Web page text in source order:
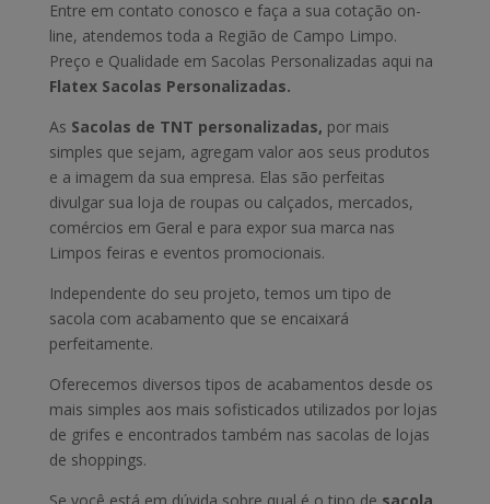
Entre em contato conosco e faça a sua cotação on-
line, atendemos toda a Região de Campo Limpo.
Preço e Qualidade em Sacolas Personalizadas aqui na
Flatex Sacolas Personalizadas.
As Sacolas de TNT personalizadas, por mais
simples que sejam, agregam valor aos seus produtos
e a imagem da sua empresa. Elas são perfeitas
divulgar sua loja de roupas ou calçados, mercados,
comércios em Geral e para expor sua marca nas
Limpos feiras e eventos promocionais.
Independente do seu projeto, temos um tipo de
sacola com acabamento que se encaixará
perfeitamente.
Oferecemos diversos tipos de acabamentos desde os
mais simples aos mais sofisticados utilizados por lojas
de grifes e encontrados também nas sacolas de lojas
de shoppings.